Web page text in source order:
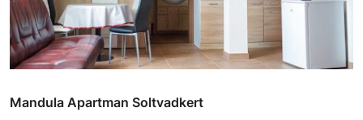
Mandula Apartman Soltvadkert